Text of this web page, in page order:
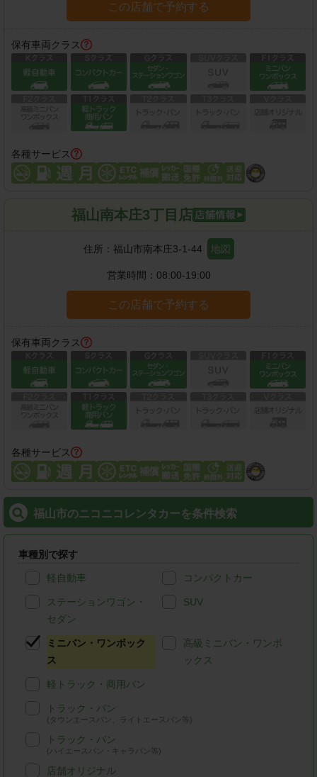
この店舗で予約する
保有車両クラス
各種サービス
福山南本庄3丁目店
住所： 福山市南本庄3-1-44 地図
営業時間： 08:00-19:00
この店舗で予約する
保有車両クラス
各種サービス
福山市のニコニコレンタカーを条件検索
車種別で探す
軽自動車 コンパクトカー
ステーションワゴン・
セダン
SUV
ミニバン・ワンボック
ス
高級ミニバン・ワンボ
ックス
軽トラック・商用バン
トラック・バン
(タウンエースバン、ライトエースバン等)
トラック・バン
(ハイエースバン・キャラバン等)
店舗オリジナル